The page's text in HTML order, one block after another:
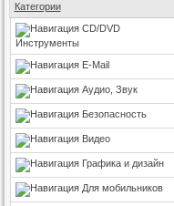
Категории
CD/DVD
Инструменты
E-Mail
Аудио, Звук
Безопасность
Видео
Графика и дизайн
Для мобильников